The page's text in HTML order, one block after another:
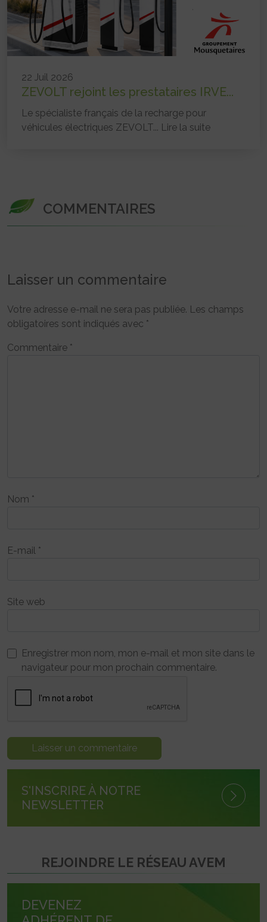
22 Juil 2026
ZEVOLT rejoint les prestataires IRVE...
Le spécialiste français de la recharge pour
véhicules électriques ZEVOLT... Lire la suite
COMMENTAIRES
Laisser un commentaire
Votre adresse e-mail ne sera pas publiée. Les champs
obligatoires sont indiqués avec *
Commentaire *
Nom *
E-mail *
Site web
Enregistrer mon nom, mon e-mail et mon site dans le
navigateur pour mon prochain commentaire.
S'INSCRIRE À NOTRE
NEWSLETTER
REJOINDRE LE RÉSEAU AVEM
DEVENEZ